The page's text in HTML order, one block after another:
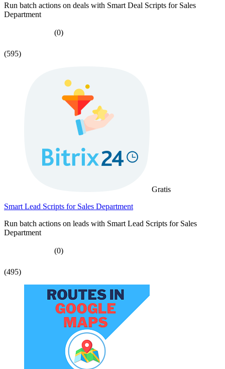
Run batch actions on deals with Smart Deal Scripts for Sales
Department
(0)
(595)
Gratis
Smart Lead Scripts for Sales Department
Run batch actions on leads with Smart Lead Scripts for Sales
Department
(0)
(495)